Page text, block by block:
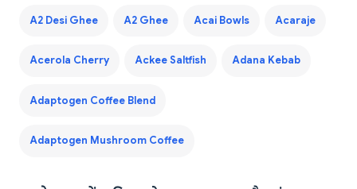
A2 Desi Ghee A2 Ghee Acai Bowls Acaraje
Acerola Cherry Ackee Saltfish Adana Kebab
Adaptogen Coffee Blend
Adaptogen Mushroom Coffee